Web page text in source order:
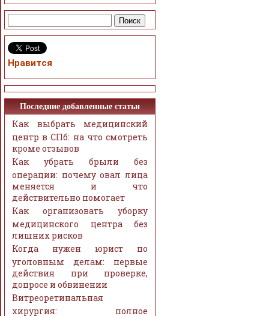
Нравится
Последние добавленные статьи
Как выбрать медицинский
центр в СПб: на что смотреть
кроме отзывов
Как убрать брыли без
операции: почему овал лица
меняется и что
действительно помогает
Как организовать уборку
медицинского центра без
лишних рисков
Когда нужен юрист по
уголовным делам: первые
действия при проверке,
допросе и обвинении
Витреоретинальная
хирургия: полное